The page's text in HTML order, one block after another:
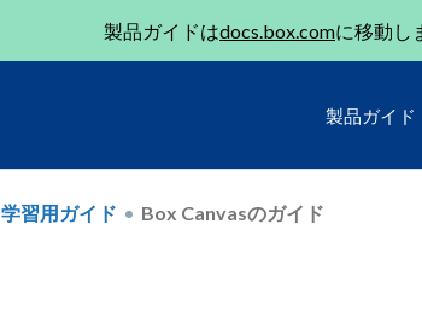
製品ガイドはdocs.box.comに移動し
製品ガイド
学習用ガイド Box Canvasのガイド